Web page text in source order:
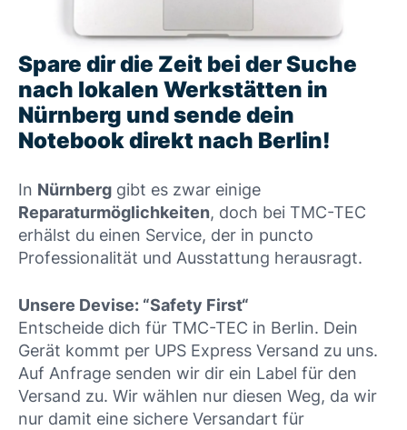
Spare dir die Zeit bei der Suche
nach lokalen Werkstätten in
Nürnberg und sende dein
Notebook direkt nach Berlin!
In Nürnberg gibt es zwar einige
Reparaturmöglichkeiten, doch bei TMC-TEC
erhälst du einen Service, der in puncto
Professionalität und Ausstattung herausragt.
Unsere Devise: “Safety First“
Entscheide dich für TMC-TEC in Berlin. Dein
Gerät kommt per UPS Express Versand zu uns.
Auf Anfrage senden wir dir ein Label für den
Versand zu. Wir wählen nur diesen Weg, da wir
nur damit eine sichere Versandart für